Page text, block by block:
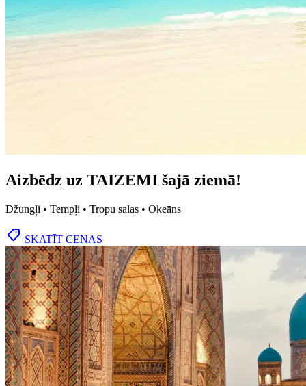
Aizbēdz uz TAIZEMI šajā ziemā!
Džungļi • Tempļi • Tropu salas • Okeāns
SKATĪT CENAS